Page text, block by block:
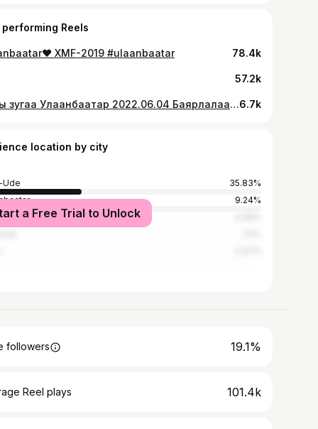
performing Reels
XMF-2019 #ulaanbaatar 78.4k
57.2k
Зуны зугаа Улаанбаатар 2022.06.04 Баярлалаа Хайртай шүү ❤️❤️❤️ #ulaanbaatar Из приглашённых артистов, у нас было самое большое количество треков) Я на 3 песне уже начала задыхаться😹 Тяжело выступать после большого перерыва) Все таки одновременно петь и танцевать-это тяжело) Сперва выступили с @alihandze 5 треков и ещё через 3 часа 2 трека с @officialvandebo Было хүйтэн , но очень круто🔥🔥🔥6.7k
location by city
Ude
35.83%
9.24%
a Free Trial to Unlock
followers 19.1%
Reel plays 101.4k